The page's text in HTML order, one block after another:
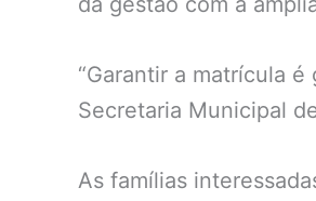
“Garantir a matrícula
Secretaria Municipal
As famílias